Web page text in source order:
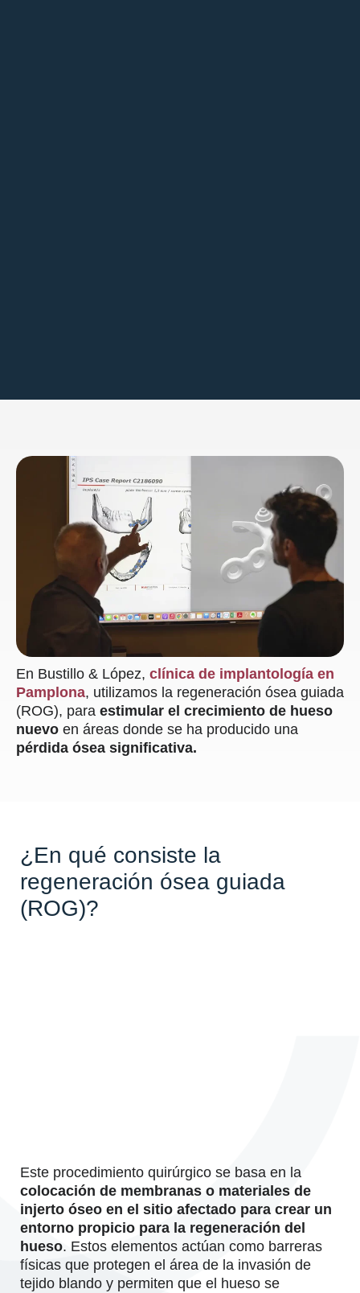
En Bustillo & López, clínica de implantología en
Pamplona, utilizamos la regeneración ósea guiada
(ROG), para estimular el crecimiento de hueso
nuevo en áreas donde se ha producido una
pérdida ósea significativa.
¿En qué consiste la
regeneración ósea guiada
(ROG)?
Este procedimiento quirúrgico se basa en la
colocación de membranas o materiales de
injerto óseo en el sitio afectado para crear un
entorno propicio para la regeneración del
hueso. Estos elementos actúan como barreras
físicas que protegen el área de la invasión de
tejido blando y permiten que el hueso se